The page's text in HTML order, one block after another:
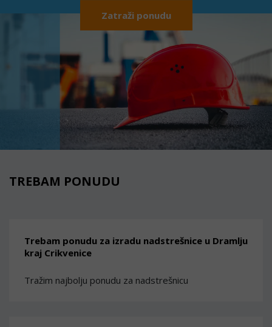
Zatraži ponudu
TREBAM PONUDU
Trebam ponudu za izradu nadstrešnice u Dramlju
kraj Crikvenice
Tražim najbolju ponudu za nadstrešnicu